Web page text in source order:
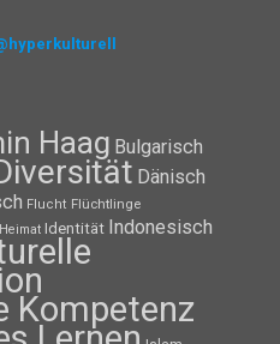
Haag Bulgarisch
Dänisch
Flucht Flüchtlinge
Heimat Identität Indonesisch
Kompetenz